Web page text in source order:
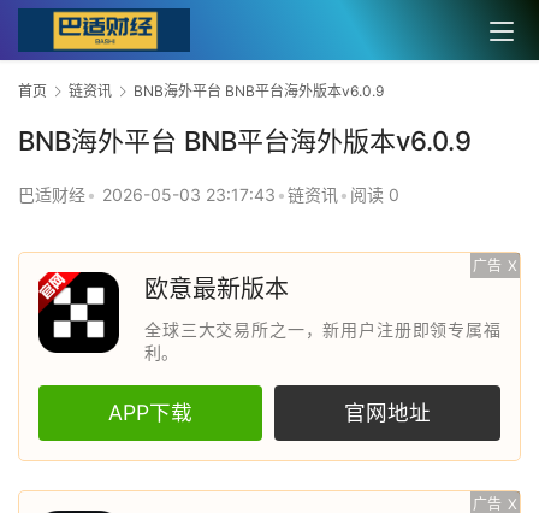
首页 链资讯 BNB海外平台 BNB平台海外版本v6.0.9
BNB海外平台 BNB平台海外版本v6.0.9
巴适财经• 2026-05-03 23:17:43 •链资讯 • 阅读 0
广告 X
欧意最新版本
全球三大交易所之一，新用户注册即领专属福
利。
APP下载 官网地址
广告 X